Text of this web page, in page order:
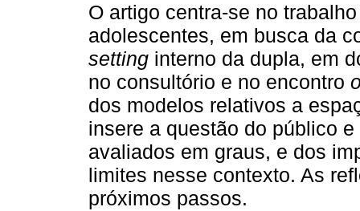
O artigo centra-se no
adolescentes, em busca da
setting interno da dupla, em
no consultório e no encontro
dos modelos relativos a
insere a questão do público
avaliados em graus, e dos
limites nesse contexto. As
próximos passos.